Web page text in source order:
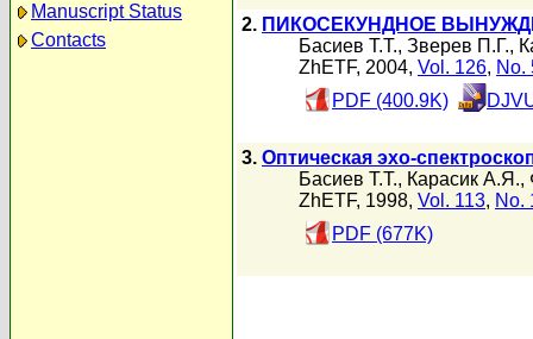
Manuscript Status
Contacts
2. ПИКОСЕКУНДНОЕ
Басиев Т.Т., Зверев П.Г.,
ZhETF, 2004, Vol. 126, No.
PDF (400.9K)
3. Оптическая эхо-
Басиев Т.Т., Карасик А.Я.,
ZhETF, 1998, Vol. 113, No.
PDF (677K)